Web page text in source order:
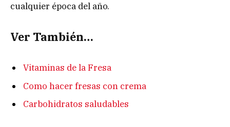
cualquier época del año.
Ver También…
Vitaminas de la Fresa
Como hacer fresas con crema
Carbohidratos saludables